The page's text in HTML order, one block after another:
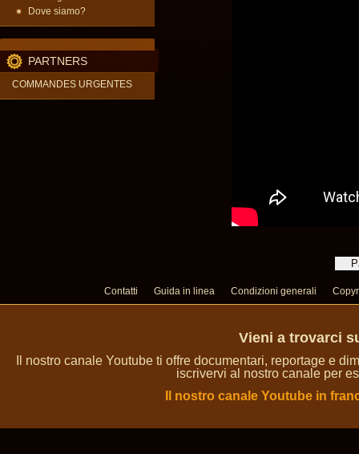
Dove siamo?
PARTNERS
COMMANDES URGENTES
Contatti Guida in linea Condizioni generali
Vieni a trovarci
Il nostro canale Youtube ti offre documentari, reportage e
iscrivervi al nostro canale per
Il nostro canale Youtube in